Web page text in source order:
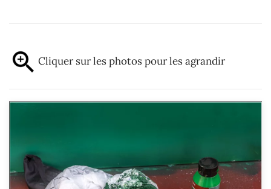
Cliquer sur les photos pour les agrandir